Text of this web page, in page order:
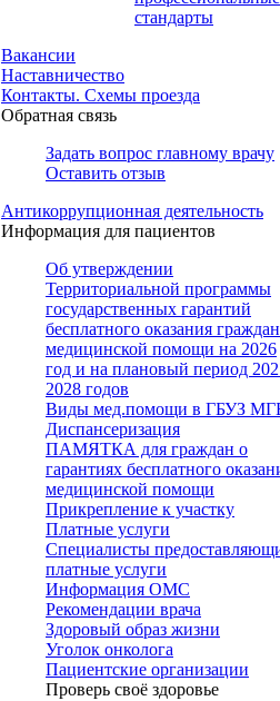
стандарты
Вакансии
Наставничество
Контакты. Схемы проезда
Обратная связь
Задать вопрос главному врачу
Оставить отзыв
Антикоррупционная деятельность
Информация для пациентов
Об утверждении
Территориальной программы
государственных гарантий
бесплатного оказания
медицинской помощи на 2026
год и на плановый период
2028 годов
Виды мед.помощи в ГБУЗ
Диспансеризация
ПАМЯТКА для граждан о
гарантиях бесплатного
медицинской помощи
Прикрепление к участку
Платные услуги
Специалисты
платные услуги
Информация ОМС
Рекомендации врача
Здоровый образ жизни
Уголок онколога
Пациентские организации
Проверь своё здоровье